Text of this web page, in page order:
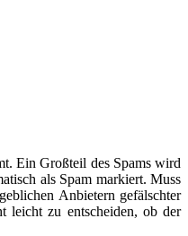
Ein Großteil des Spams wird
als Spam markiert. Muss
Anbietern gefälschter
leicht zu entscheiden, ob der